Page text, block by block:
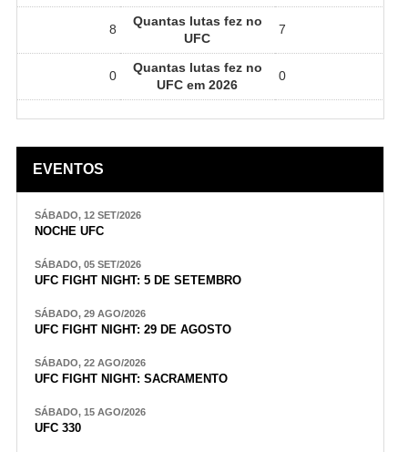
8
Quantas lutas fez no
UFC
7
0
Quantas lutas fez no
UFC em 2026
0
EVENTOS
SÁBADO, 12 SET/2026
NOCHE UFC
SÁBADO, 05 SET/2026
UFC FIGHT NIGHT: 5 DE SETEMBRO
SÁBADO, 29 AGO/2026
UFC FIGHT NIGHT: 29 DE AGOSTO
SÁBADO, 22 AGO/2026
UFC FIGHT NIGHT: SACRAMENTO
SÁBADO, 15 AGO/2026
UFC 330